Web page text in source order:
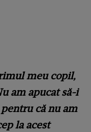
meu copil,
am apucat să-i
că nu am
la acest